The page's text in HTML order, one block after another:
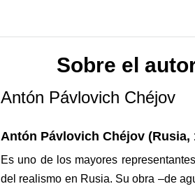
Sobre el
Antón Pávlovich Chéjov
Antón Pávlovich Chéjov (Rusia,
Es uno de los mayores
del realismo en Rusia. Su obra –de